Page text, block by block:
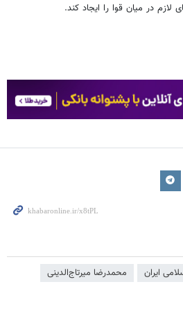
در میان قوا را ایجاد کند.
ایران
محمدرضا میرتاج‌الدینی